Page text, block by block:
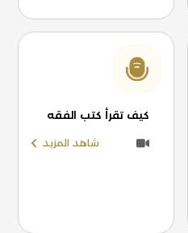
كيف تقرأ كتب الفقه
شاهد المزيد